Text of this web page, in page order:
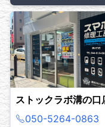
ストックラボ溝の口
050-5264-0863